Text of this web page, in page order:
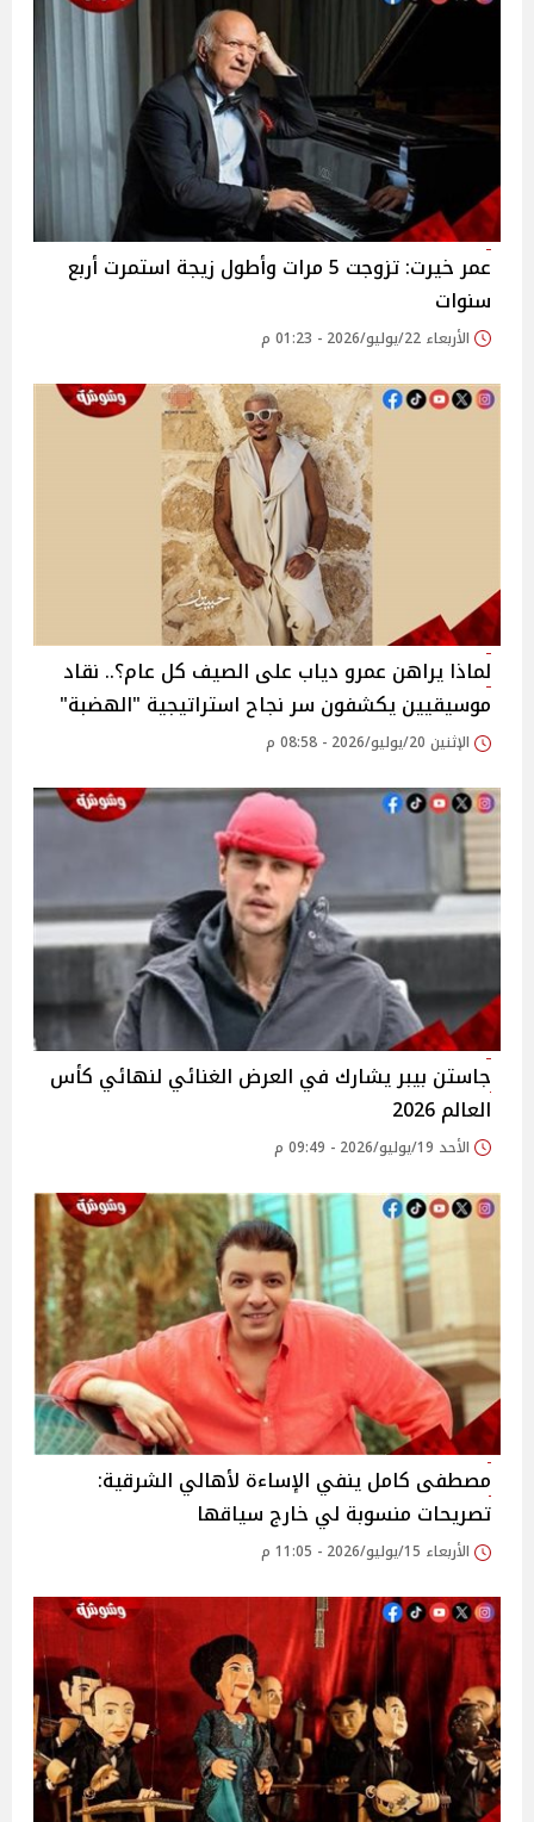
عمر خيرت: تزوجت 5 مرات وأطول زيجة استمرت أربع
سنوات
الأربعاء 22/يوليو/2026 - 01:23 م
لماذا يراهن عمرو دياب على الصيف كل عام؟.. نقاد
موسيقيين يكشفون سر نجاح استراتيجية "الهضبة"
الإثنين 20/يوليو/2026 - 08:58 م
جاستن بيبر يشارك في العرض الغنائي لنهائي كأس
العالم 2026
الأحد 19/يوليو/2026 - 09:49 م
مصطفى كامل ينفي الإساءة لأهالي الشرقية:
تصريحات منسوبة لي خارج سياقها
الأربعاء 15/يوليو/2026 - 11:05 م